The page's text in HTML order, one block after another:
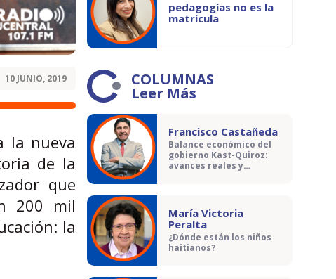
10 JUNIO, 2019
la nueva
de la
que
200 mil
la
pedagogías no es la
matrícula
COLUMNAS
Leer Más
Francisco Castañeda
Balance económico del
gobierno Kast-Quiroz:
avances reales y
María Victoria
Peralta
¿Dónde están los niños
haitianos?